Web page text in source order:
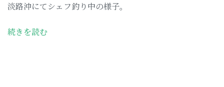
淡路沖にてシェフ釣り中の様子。
続きを読む